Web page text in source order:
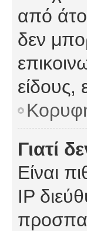
από
δεν
Γιατί
Είναι
IP